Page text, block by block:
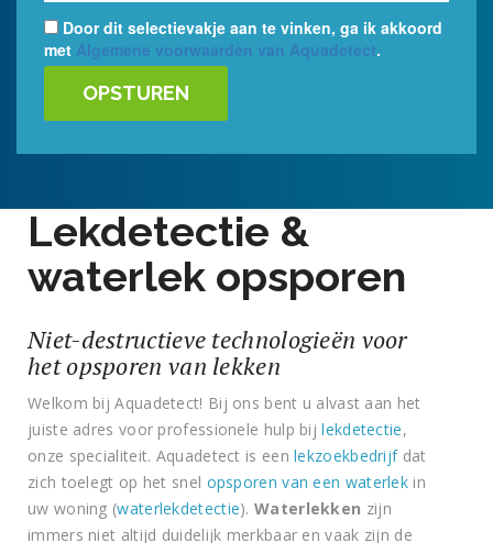
Door dit selectievakje aan te vinken, ga ik akkoord
met Algemene voorwaarden van Aquadetect.
Lekdetectie &
waterlek opsporen
Niet-destructieve technologieën voor
het opsporen van lekken
Welkom bij Aquadetect! Bij ons bent u alvast aan het
juiste adres voor professionele hulp bijlekdetectie,
onze specialiteit. Aquadetect is eenlekzoekbedrijfdat
zich toelegt op het snel opsporen van een waterlek in
uw woning (waterlekdetectie).Waterlekken zijn
immers niet altijd duidelijk merkbaar en vaak zijn de